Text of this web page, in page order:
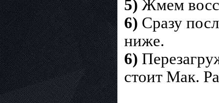
5) Жмем
6) Сразу
ниже.
6)
стоит Мак.